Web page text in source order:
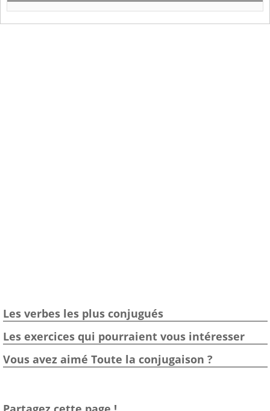
Les verbes les plus conjugués
Les exercices qui pourraient vous intéresser
Vous avez aimé Toute la conjugaison ?